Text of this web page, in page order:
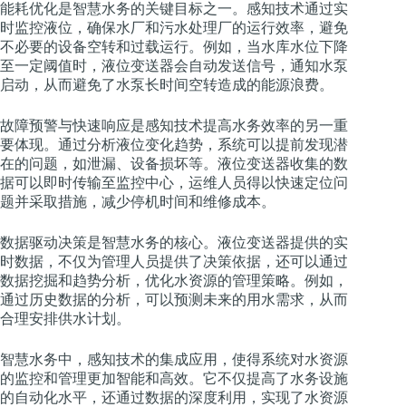
能耗优化是智慧水务的关键目标之一。感知技术通过实
时监控液位，确保水厂和污水处理厂的运行效率，避免
不必要的设备空转和过载运行。例如，当水库水位下降
至一定阈值时，液位变送器会自动发送信号，通知水泵
启动，从而避免了水泵长时间空转造成的能源浪费。
故障预警与快速响应是感知技术提高水务效率的另一重
要体现。通过分析液位变化趋势，系统可以提前发现潜
在的问题，如泄漏、设备损坏等。液位变送器收集的数
据可以即时传输至监控中心，运维人员得以快速定位问
题并采取措施，减少停机时间和维修成本。
数据驱动决策是智慧水务的核心。液位变送器提供的实
时数据，不仅为管理人员提供了决策依据，还可以通过
数据挖掘和趋势分析，优化水资源的管理策略。例如，
通过历史数据的分析，可以预测未来的用水需求，从而
合理安排供水计划。
智慧水务中，感知技术的集成应用，使得系统对水资源
的监控和管理更加智能和高效。它不仅提高了水务设施
的自动化水平，还通过数据的深度利用，实现了水资源